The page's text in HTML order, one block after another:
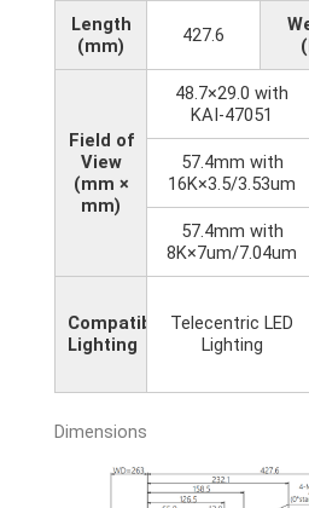
Length
(mm)
427.6
Field of
View
(mm ×
mm)
48.7×29.0 with
KAI-47051
57.4mm with
16K×3.5/3.53um
57.4mm with
8K×7um/7.04um
Compatible
Lighting
Telecentric LED
Lighting
Dimensions